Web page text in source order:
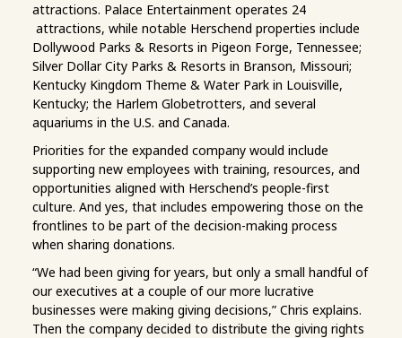
attractions. Palace Entertainment operates 24
attractions, while notable Herschend properties include
Dollywood Parks & Resorts in Pigeon Forge, Tennessee;
Silver Dollar City Parks & Resorts in Branson, Missouri;
Kentucky Kingdom Theme & Water Park in Louisville,
Kentucky; the Harlem Globetrotters, and several
aquariums in the U.S. and Canada.
Priorities for the expanded company would include
supporting new employees with training, resources, and
opportunities aligned with Herschend’s people-first
culture. And yes, that includes empowering those on the
frontlines to be part of the decision-making process
when sharing donations.
“We had been giving for years, but only a small handful of
our executives at a couple of our more lucrative
businesses were making giving decisions,” Chris explains.
Then the company decided to distribute the giving rights